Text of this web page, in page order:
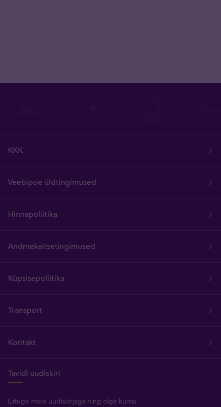
KKK
Veebipoe üldtingimused
Hinnapoliitika
Andmekaitsetingimused
Küpsisepoliitika
Transport
Kontakt
Tavidi uudiskiri
Liituge meie uudiskirjaga ning olge kursis